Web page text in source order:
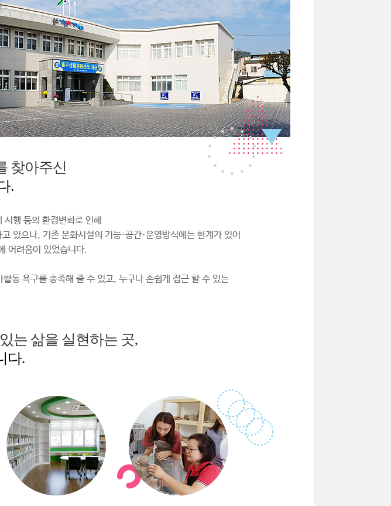
찾아주신
.
행 등의 환경변화로 인해
있으나, 기존 문화시설의 기능·공간·운영방식에는 한계가 있어
어려움이 있었습니다.
동 욕구를 충족해 줄 수 있고, 누구나 손쉽게 접근 할 수 있는
는 삶을 실현하는 곳,
다.